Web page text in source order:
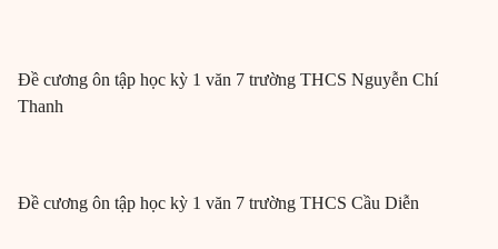
Đề cương ôn tập học kỳ 1 văn 7 trường THCS Nguyễn Chí
Thanh
Đề cương ôn tập học kỳ 1 văn 7 trường THCS Cầu Diễn